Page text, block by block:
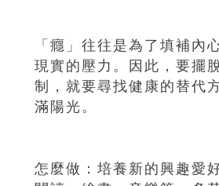
「癮」往往是為了填補內
現實的壓力。因此，要擺
制，就要尋找健康的替代
滿陽光。
怎麼做：培養新的興趣愛